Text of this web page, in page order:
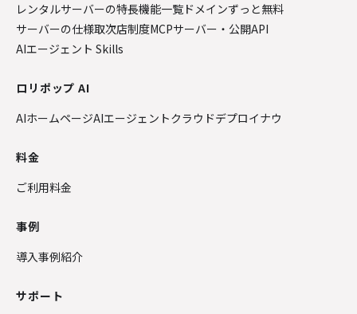
レンタルサーバーの特長機能一覧 ドメインずっと無料
サーバーの仕様取次店制度MCPサーバー・公開API
AIエージェント Skills
ロリポップ AI
AIホームページAIエージェントクラウドデプロイナウ
料金
ご利用料金
事例
導入事例紹介
サポート